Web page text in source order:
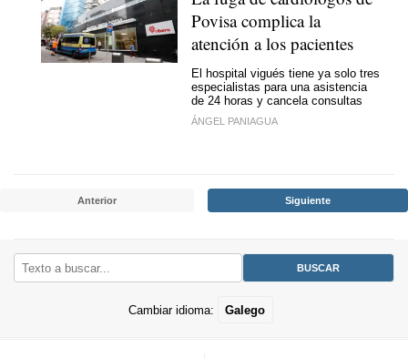
Povisa complica la
atención a los pacientes
El hospital vigués tiene ya solo tres
especialistas para una asistencia
de 24 horas y cancela consultas
ÁNGEL PANIAGUA
Anterior Siguiente
Cambiar idioma: Galego